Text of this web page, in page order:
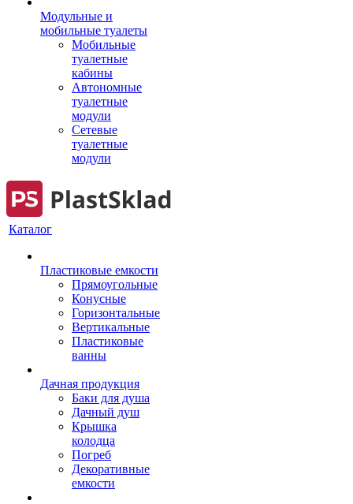
Модульные и
мобильные туалеты
Мобильные
туалетные
кабины
Автономные
туалетные
модули
Сетевые
туалетные
модули
Каталог
Пластиковые емкости
Прямоугольные
Конусные
Горизонтальные
Вертикальные
Пластиковые
ванны
Дачная продукция
Баки для душа
Дачный душ
Крышка
колодца
Погреб
Декоративные
емкости